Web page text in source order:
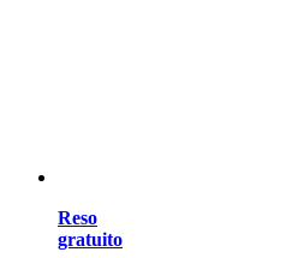
Reso
gratuito